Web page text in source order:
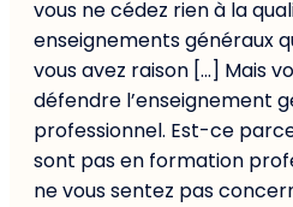
vous ne cédez rien à la
enseignements généraux
vous avez raison […] Mais
défendre l’enseignement
professionnel. Est-ce
sont pas en formation
ne vous sentez pas